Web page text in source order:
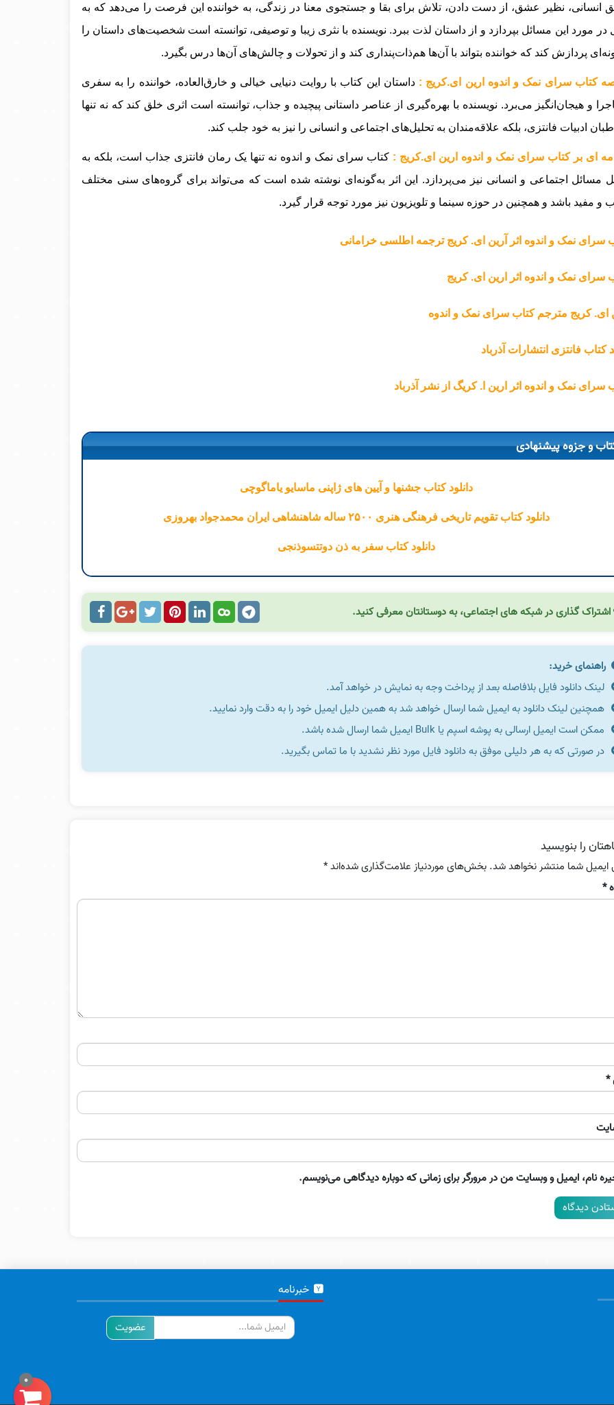
انسانی، نظیر عشق، از دست دادن، تلاش برای بقا و جستجوی معنا در زندگی، به خواننده این فرصت را می‌دهد که به
در مورد این مسائل بپردازد و از داستان لذت ببرد. نویسنده با نثری زیبا و توصیفی، توانسته است شخصیت‌های داستان را
پردازش کند که خواننده بتواند با آن‌ها هم‌ذات‌پنداری کند و از تحولات و چالش‌های آن‌ها درس بگیرد.
کتاب سرای نمک و اندوه ارین ای.کریج : داستان این کتاب با روایت دنیایی خیالی و خارق‌العاده، خواننده را به سفری
و هیجان‌انگیز می‌برد. نویسنده با بهره‌گیری از عناصر داستانی پیچیده و جذاب، توانسته است اثری خلق کند که نه تنها
ادبیات فانتزی، بلکه علاقه‌مندان به تحلیل‌های اجتماعی و انسانی را نیز به خود جلب کند.
ای بر کتاب سرای نمک و اندوه ارین ای.کریج : کتاب سرای نمک و اندوه نه تنها یک رمان فانتزی جذاب است، بلکه به
مسائل اجتماعی و انسانی نیز می‌پردازد. این اثر به‌گونه‌ای نوشته شده است که می‌تواند برای گروه‌های سنی مختلف
و مفید باشد و همچنین در حوزه سینما و تلویزیون نیز مورد توجه قرار گیرد.
سرای نمک و اندوه اثر آرین ای. کریج ترجمه اطلسی خرامانی
سرای نمک و اندوه‏ اثر ارین ای. کریج
ای. کریج مترجم کتاب سرای نمک و اندوه‏
کتاب فانتزی انتشارات آذرباد
سرای نمک و اندوه اثر ارین ا. کریگ از نشر آذرباد
و جزوه پیشنهادی
دانلود کتاب جشنها و آیین های ژاپنی ماسایو یاماگوچی
دانلود کتاب تقویم تاریخی فرهنگی هنری ۲۵۰۰ ساله شاهنشاهی ایران محمدجواد بهروزی
دانلود کتاب سفر به ذن دوتتسوذنجی
اشتراک گذاری در شبکه های اجتماعی، به دوستانتان معرفی کنید.
راهنمای خرید:
لینک دانلود فایل بلافاصله بعد از پرداخت وجه به نمایش در خواهد آمد.
همچنین لینک دانلود به ایمیل شما ارسال خواهد شد به همین دلیل ایمیل خود را به دقت وارد نمایید.
ممکن است ایمیل ارسالی به پوشه اسپم یا Bulk ایمیل شما ارسال شده باشد.
در صورتی که به هر دلیلی موفق به دانلود فایل مورد نظر نشدید با ما تماس بگیرید.
را بنویسید
ایمیل شما منتشر نخواهد شد. بخش‌های موردنیاز علامت‌گذاری شده‌اند*
*
*
نام، ایمیل و وبسایت من در مرورگر برای زمانی که دوباره دیدگاهی می‌نویسم.
خبرنامه
ایمیل
0